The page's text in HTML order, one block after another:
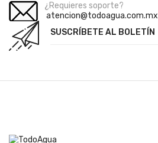
¿Requieres soporte?
atencion@todoagua.com.mx
SUSCRÍBETE AL BOLETÍN